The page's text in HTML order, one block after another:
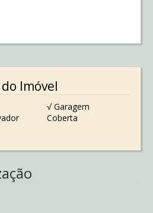
Imóvel
√ Garagem
Coberta